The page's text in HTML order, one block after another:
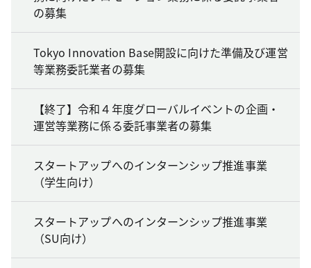
の募集
Tokyo Innovation Base開設に向けた準備及び運営
等業務委託業者の募集
【終了】令和４年度グローバルイベントの企画・
運営等業務に係る委託事業者の募集
スタートアップへのインターンシップ推進事業
（学生向け）
スタートアップへのインターンシップ推進事業
（SU向け）